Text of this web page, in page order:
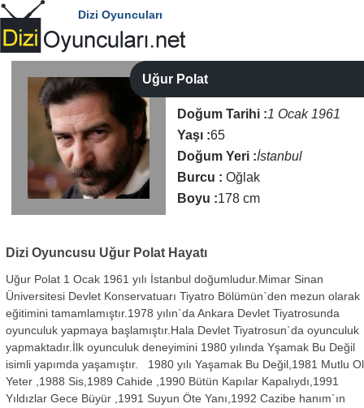
Dizi Oyuncuları
Uğur Polat
Doğum Tarihi :1 Ocak 1961
Yaşı :65
Doğum Yeri :İstanbul
Burcu : Oğlak
Boyu :178 cm
Dizi Oyuncusu Uğur Polat Hayatı
Uğur Polat 1 Ocak 1961 yılı İstanbul doğumludur.Mimar Sinan
Üniversitesi Devlet Konservatuarı Tiyatro Bölümün`den mezun olarak
eğitimini tamamlamıştır.1978 yılın`da Ankara Devlet Tiyatrosunda
oyunculuk yapmaya başlamıştır.Hala Devlet Tiyatrosun`da oyunculuk
yapmaktadır.İlk oyunculuk deneyimini 1980 yılında Yşamak Bu Değil
isimli yapımda yaşamıştır. 1980 yılı Yaşamak Bu Değil,1981 Mutlu Ol
Yeter ,1988 Sis,1989 Cahide ,1990 Bütün Kapılar Kapalıydı,1991
Yıldızlar Gece Büyür ,1991 Suyun Öte Yanı,1992 Cazibe hanım`ın